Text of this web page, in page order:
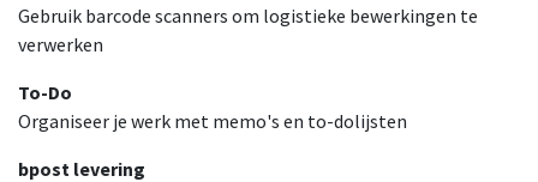
Gebruik barcode scanners om logistieke bewerkingen te
verwerken
To-Do
Organiseer je werk met memo's en to-dolijsten
bpost levering